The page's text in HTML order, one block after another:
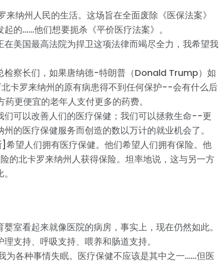
纳州人民的生活。这场旨在全面废除《医保法案》
的......他们想要扼杀《平价医疗法案》。
美国最高法院为捍卫这项法律而竭尽全力，我希望我
检察长们，如果唐纳德-特朗普（Donald Trump）如
卡罗来纳州的原有病患得不到任何保护--会有什么后
更便宜的老年人支付更多的药费。
们可以改善人们的医疗保健；我们可以拯救生命--更
的医疗保健服务而创造的数以万计的就业机会了。
望人们拥有医疗保健。他们希望人们拥有保险。他
的北卡罗来纳州人获得保险。坦率地说，这与另一方
室看起来就像医院的病房，事实上，现在仍然如此。
支持、呼吸支持、喂养和肠道支持。
各种事情失眠。医疗保健不应该是其中之一......但医